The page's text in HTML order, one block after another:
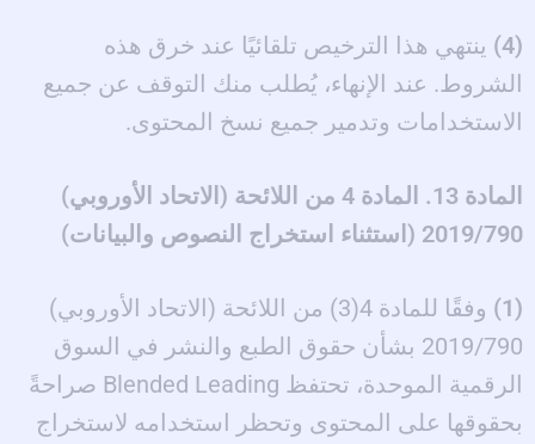
(4)
ينتهي هذا الترخيص تلقائيًا عند خرق هذه
الشروط. عند الإنهاء، يُطلب منك التوقف عن جميع
الاستخدامات وتدمير جميع نسخ المحتوى.
المادة 13. المادة 4 من اللائحة (الاتحاد الأوروبي)
2019/790 (استثناء استخراج النصوص والبيانات)
(1)
وفقًا للمادة 4(3) من اللائحة (الاتحاد الأوروبي)
2019/790 بشأن حقوق الطبع والنشر في السوق
الرقمية الموحدة، تحتفظ Blended Leading صراحةً
بحقوقها على المحتوى وتحظر استخدامه لاستخراج